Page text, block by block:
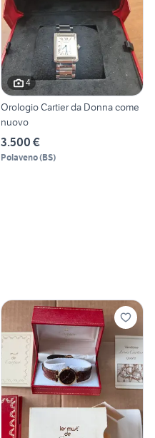
4
Orologio Cartier da Donna come
nuovo
3.500 €
Polaveno(BS)